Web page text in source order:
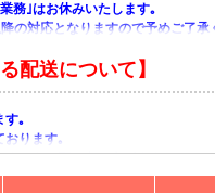
務｣はお休みいたします｡
の対応となりますので予めご了承
配送について】
す｡
おります｡
ようお願い申し上げます｡